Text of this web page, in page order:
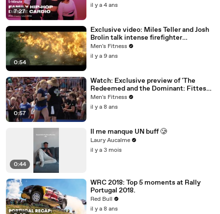
7:27
il y a 4 ans
0:54
Exclusive video: Miles Teller and Josh
Brolin talk intense firefighter
bootcamp for ‘Only the Brave’
Men's Fitness
il y a 9 ans
0:57
Watch: Exclusive preview of 'The
Redeemed and the Dominant: Fittest
on Earth'
Men's Fitness
il y a 8 ans
0:44
Il me manque UN buff 🥲
Laury Aucalme
il y a 3 mois
WRC 2018: Top 5 moments at Rally
Portugal 2018.
Red Bull
il y a 8 ans